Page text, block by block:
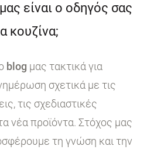
είναι ο οδηγός σας
κουζίνα;
blog μας τακτικά για
σχετικά με τις
τις σχεδιαστικές
νέα προϊόντα. Στόχος μας
τη γνώση και την